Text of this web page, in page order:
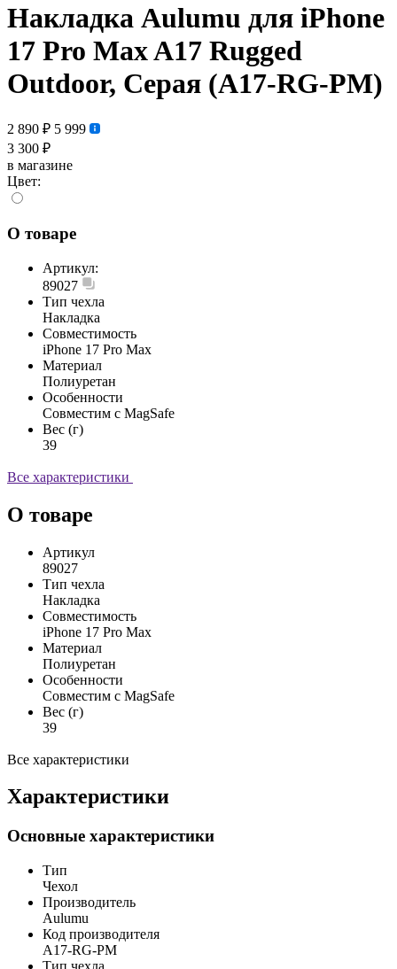
Накладка Aulumu для iPhone
17 Pro Max A17 Rugged
Outdoor, Серая (A17-RG-PM)
2 890 ₽ 5 999
3 300 ₽
в магазине
Цвет:
О товаре
Артикул:
89027
Тип чехла
Накладка
Совместимость
iPhone 17 Pro Max
Материал
Полиуретан
Особенности
Совместим с MagSafe
Вес (г)
39
Все характеристики
О товаре
Артикул
89027
Тип чехла
Накладка
Совместимость
iPhone 17 Pro Max
Материал
Полиуретан
Особенности
Совместим с MagSafe
Вес (г)
39
Все характеристики
Характеристики
Основные характеристики
Тип
Чехол
Производитель
Aulumu
Код производителя
A17-RG-PM
Тип чехла